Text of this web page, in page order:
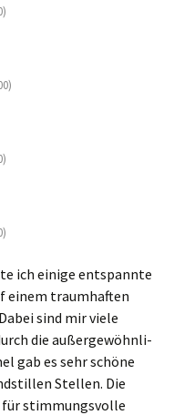
ich einige entspann­te
einem traum­haf­ten
sind mir viele
die außer­ge­wöhn­li­
gab es sehr schöne
Stellen. Die
stimmungs­vol­le